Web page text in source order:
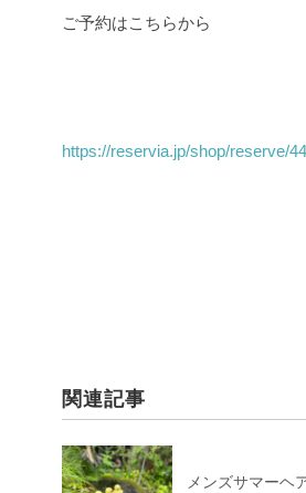
ご予約はこちらから
https://reservia.jp/shop/reserve/
関連記事
メンズサマーヘ